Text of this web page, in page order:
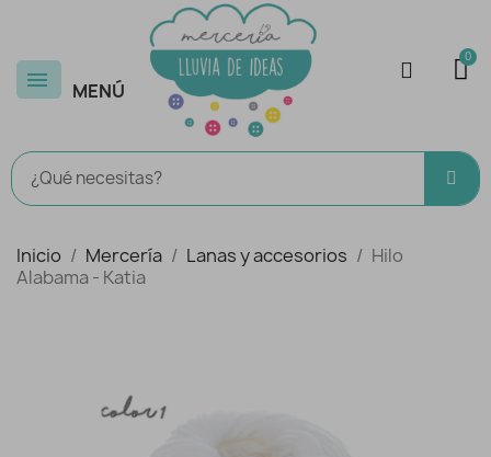
MENÚ
Inicio Mercería Lanas y accesorios
Hilo
Alabama - Katia